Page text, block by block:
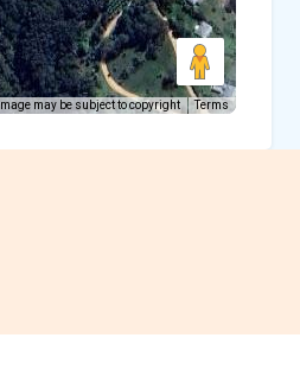
Image may be subject to copyright Terms